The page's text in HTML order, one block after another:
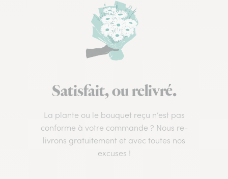
Satisfait, ou relivré.
La plante ou le bouquet reçu n’est pas
conforme à votre commande ? Nous re-
livrons gratuitement et avec toutes nos
excuses !